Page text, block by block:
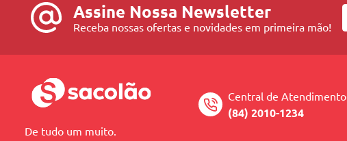
Assine Nossa Newsletter
Receba nossas ofertas e novidades em primeira mão!
De tudo um muito.
Central de Atendimento
(84) 2010-1234